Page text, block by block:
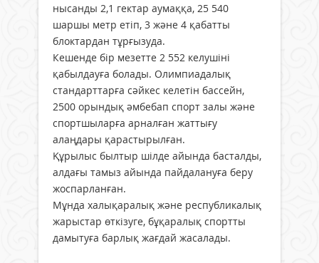
нысанды 2,1 гектар аумаққа, 25 540
шаршы метр етіп, 3 және 4 қабатты
блоктардан тұрғызуда.
Кешенде бір мезетте 2 552 келушіні
қабылдауға болады. Олимпиадалық
стандарттарға сәйкес келетін бассейн,
2500 орындық әмбебап спорт залы және
спортшыларға арналған жаттығу
алаңдары қарастырылған.
Құрылыс былтыр шілде айында басталды,
алдағы тамыз айында пайдалануға беру
жоспарланған.
Мұнда халықаралық және республикалық
жарыстар өткізуге, бұқаралық спортты
дамытуға барлық жағдай жасалады.